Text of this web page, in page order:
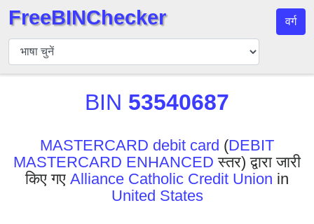
बिन
चेकर
बिन
एपीआई
FreeBINChecker वर्ग
BIN 53540687
MASTERCARD debit card (DEBIT
MASTERCARD ENHANCED स्तर) द्वारा जारी
किए गए Alliance Catholic Credit Union in
United States